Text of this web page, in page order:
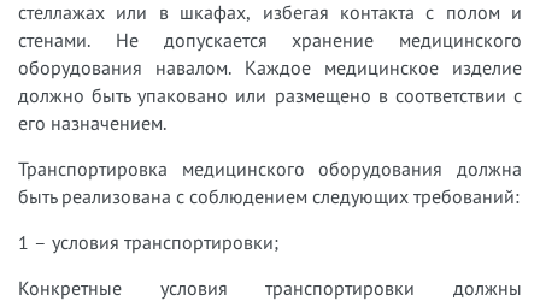
стеллажах или в шкафах, избегая контакта с полом и
стенами. Не допускается хранение медицинского
оборудования навалом. Каждое медицинское изделие
должно быть упаковано или размещено в соответствии с
его назначением.
Транспортировка медицинского оборудования должна
быть реализована с соблюдением следующих требований:
1 – условия транспортировки;
Конкретные условия транспортировки должны